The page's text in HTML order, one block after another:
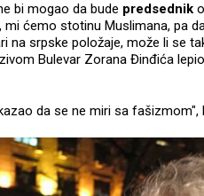
bi mogao da bude predsednik
mi ćemo stotinu Muslimana, pa
na srpske položaje, može li se
Bulevar Zorana Đinđića
da se ne miri sa fašizmom",